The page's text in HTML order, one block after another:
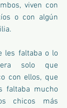
viven con
o con algún
les faltaba o lo
solo que
con ellos, que
faltaba mucho
chicos más